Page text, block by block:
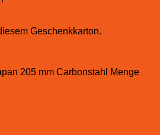
Geschenkkarton.
205 mm Carbonstahl Menge